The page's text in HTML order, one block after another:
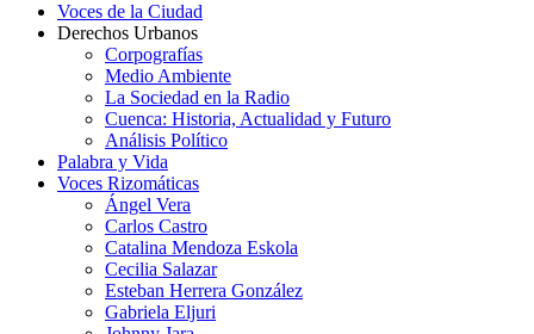
Voces de la Ciudad
Derechos Urbanos
Corpografías
Medio Ambiente
La Sociedad en la Radio
Cuenca: Historia, Actualidad y Futuro
Análisis Político
Palabra y Vida
Voces Rizomáticas
Ángel Vera
Carlos Castro
Catalina Mendoza Eskola
Cecilia Salazar
Esteban Herrera González
Gabriela Eljuri